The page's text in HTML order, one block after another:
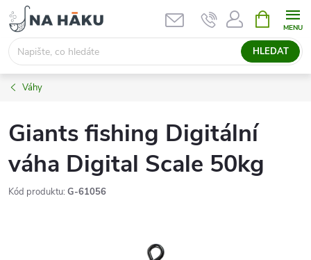
Přejít
na
obsah
HLEDAT
NÁKUPNÍ
KOŠÍK
Váhy
Giants fishing Digitální
váha Digital Scale 50kg
Kód produktu: G-61056